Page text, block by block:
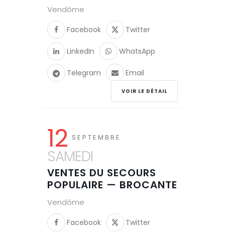
Vendôme
Facebook Twitter
LinkedIn WhatsApp
Telegram Email
VOIR LE DÉTAIL
12 SEPTEMBRE
SAMEDI
VENTES DU SECOURS
POPULAIRE — BROCANTE
Vendôme
Facebook Twitter